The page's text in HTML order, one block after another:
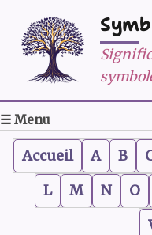
☰ Menu
Accueil A B
L
M N O